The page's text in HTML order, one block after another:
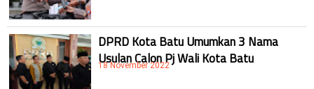
DPRD Kota Batu Umumkan 3 Nama
Usulan Calon Pj Wali Kota Batu
18 November 2022